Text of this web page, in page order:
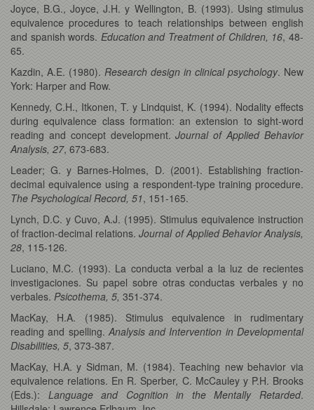
Joyce, B.G., Joyce, J.H. y Wellington, B. (1993). Using stimulus
equivalence procedures to teach relationships between english
and spanish words. Education and Treatment of Children, 16, 48-
65.
Kazdin, A.E. (1980). Research design in clinical psychology. New
York: Harper and Row.
Kennedy, C.H., Itkonen, T. y Lindquist, K. (1994). Nodality effects
during equivalence class formation: an extension to sight-word
reading and concept development.Journal of Applied Behavior
Analysis, 27, 673-683.
Leader; G. y Barnes-Holmes, D. (2001). Establishing fraction-
decimal equivalence using a respondent-type training procedure.
The Psychological Record, 51, 151-165.
Lynch, D.C. y Cuvo, A.J. (1995). Stimulus equivalence instruction
of fraction-decimal relations. Journal of Applied Behavior Analysis,
28, 115-126.
Luciano, M.C. (1993). La conducta verbal a la luz de recientes
investigaciones. Su papel sobre otras conductas verbales y no
verbales. Psicothema, 5, 351-374.
MacKay, H.A. (1985). Stimulus equivalence in rudimentary
reading and spelling. Analysis and Intervention in Developmental
Disabilities, 5, 373-387.
MacKay, H.A. y Sidman, M. (1984). Teaching new behavior via
equivalence relations. En R. Sperber, C. McCauley y P.H. Brooks
(Eds.): Language and Cognition in the Mentally Retarded.